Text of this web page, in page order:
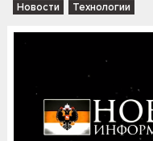
Новости Технологии